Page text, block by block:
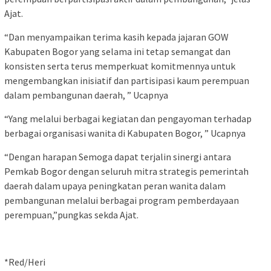
Ajat.
“Dan menyampaikan terima kasih kepada jajaran GOW
Kabupaten Bogor yang selama ini tetap semangat dan
konsisten serta terus memperkuat komitmennya untuk
mengembangkan inisiatif dan partisipasi kaum perempuan
dalam pembangunan daerah, ” Ucapnya
“Yang melalui berbagai kegiatan dan pengayoman terhadap
berbagai organisasi wanita di Kabupaten Bogor, ” Ucapnya
“Dengan harapan Semoga dapat terjalin sinergi antara
Pemkab Bogor dengan seluruh mitra strategis pemerintah
daerah dalam upaya peningkatan peran wanita dalam
pembangunan melalui berbagai program pemberdayaan
perempuan,”pungkas sekda Ajat.
*Red/Heri